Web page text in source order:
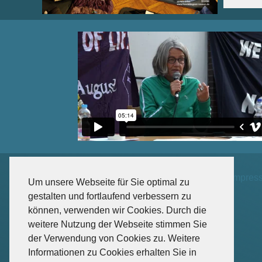
Um unsere Webseite für Sie optimal zu
gestalten und fortlaufend verbessern zu
können, verwenden wir Cookies. Durch die
weitere Nutzung der Webseite stimmen Sie
der Verwendung von Cookies zu. Weitere
Informationen zu Cookies erhalten Sie in